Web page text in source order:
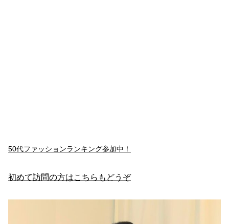
50代ファッションランキング参加中！
初めて訪問の方はこちらもどうぞ